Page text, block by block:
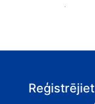
Sākt uzņemt